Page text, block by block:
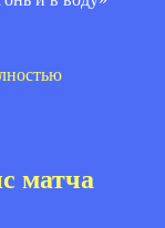
матча